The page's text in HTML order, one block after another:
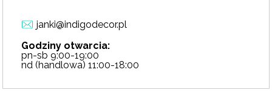
janki@indigodecor.pl
Godziny otwarcia:
pn-sb 9:00-19:00
nd (handlowa) 11:00-18:00